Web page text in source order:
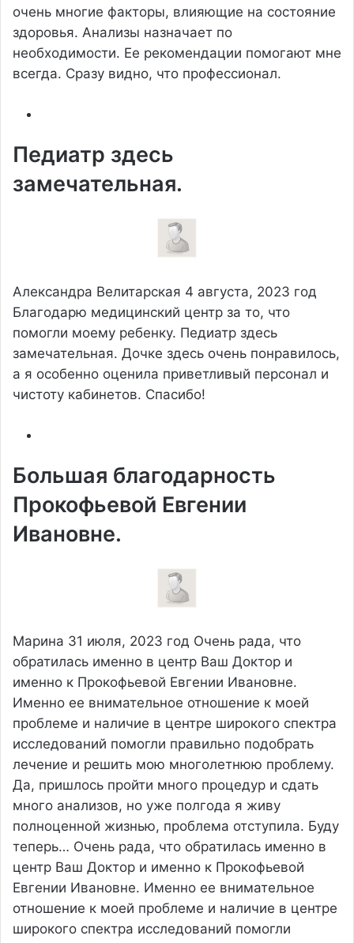
очень многие факторы, влияющие на состояние
здоровья. Анализы назначает по
необходимости. Ее рекомендации помогают мне
всегда. Сразу видно, что профессионал.
Педиатр здесь
замечательная.
Александра Велитарская 4 августа, 2023 год
Благодарю медицинский центр за то, что
помогли моему ребенку. Педиатр здесь
замечательная. Дочке здесь очень понравилось,
а я особенно оценила приветливый персонал и
чистоту кабинетов. Спасибо!
Большая благодарность
Прокофьевой Евгении
Ивановне.
Марина 31 июля, 2023 год Очень рада, что
обратилась именно в центр Ваш Доктор и
именно к Прокофьевой Евгении Ивановне.
Именно ее внимательное отношение к моей
проблеме и наличие в центре широкого спектра
исследований помогли правильно подобрать
лечение и решить мою многолетнюю проблему.
Да, пришлось пройти много процедур и сдать
много анализов, но уже полгода я живу
полноценной жизнью, проблема отступила. Буду
теперь… Очень рада, что обратилась именно в
центр Ваш Доктор и именно к Прокофьевой
Евгении Ивановне. Именно ее внимательное
отношение к моей проблеме и наличие в центре
широкого спектра исследований помогли